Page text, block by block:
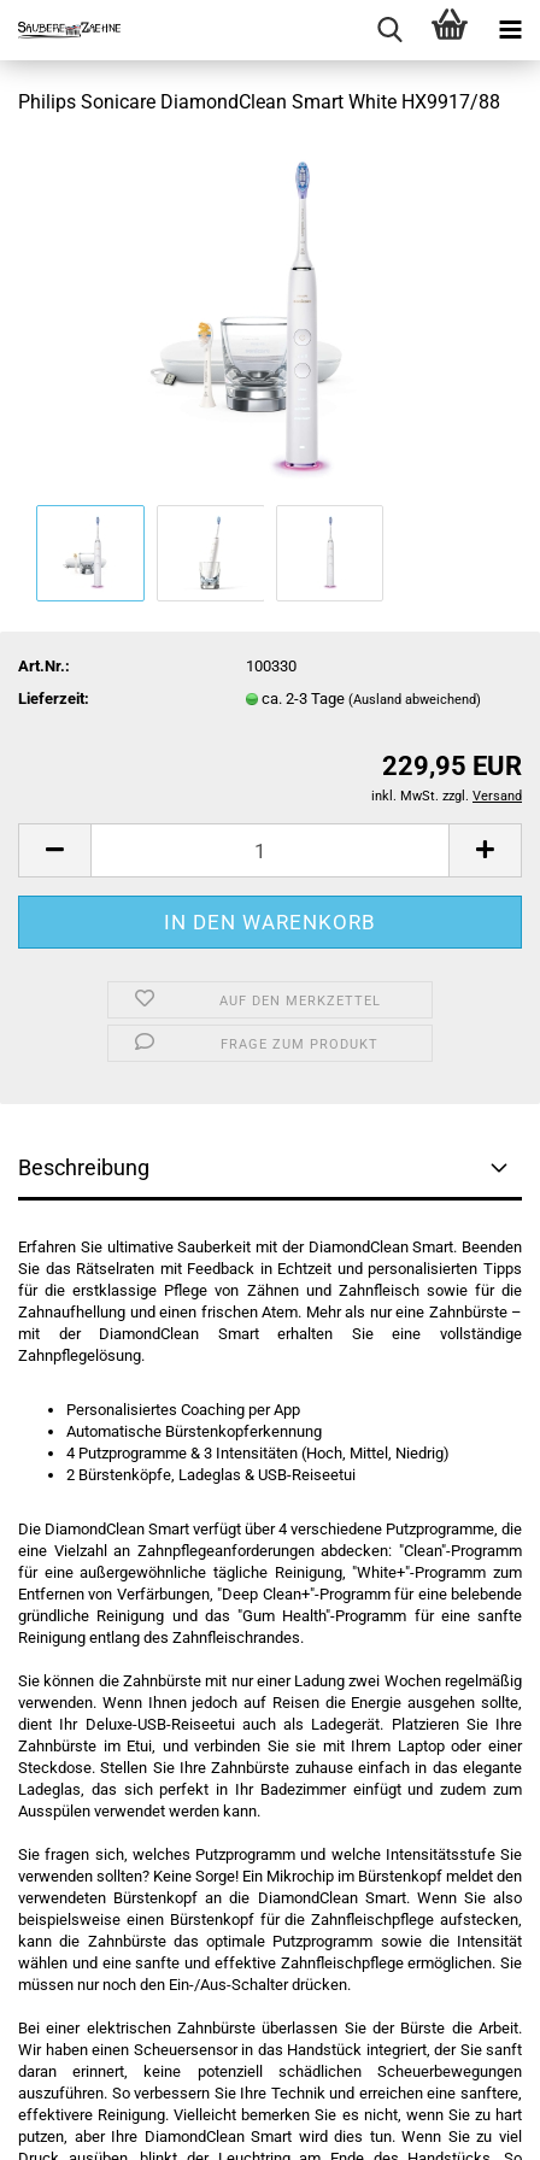
Philips Sonicare DiamondClean Smart White HX9917/88
Art.Nr.:
100330
Lieferzeit:
ca. 2-3 Tage(Ausland abweichend)
229,95 EUR
inkl. MwSt. zzgl. Versand
AUF DEN MERKZETTEL
FRAGE ZUM PRODUKT
Beschreibung
Erfahren Sie ultimative Sauberkeit mit der DiamondClean Smart. Beenden
Sie das Rätselraten mit Feedback in Echtzeit und personalisierten Tipps
für die erstklassige Pflege von Zähnen und Zahnfleisch sowie für die
Zahnaufhellung und einen frischen Atem. Mehr als nur eine Zahnbürste –
mit der DiamondClean Smart erhalten Sie eine vollständige
Zahnpflegelösung.
Personalisiertes Coaching per App
Automatische Bürstenkopferkennung
4 Putzprogramme & 3 Intensitäten (Hoch, Mittel, Niedrig)
2 Bürstenköpfe, Ladeglas & USB-Reiseetui
Die DiamondClean Smart verfügt über 4 verschiedene Putzprogramme, die
eine Vielzahl an Zahnpflegeanforderungen abdecken: "Clean"-Programm
für eine außergewöhnliche tägliche Reinigung, "White+"-Programm zum
Entfernen von Verfärbungen, "Deep Clean+"-Programm für eine belebende
gründliche Reinigung und das "Gum Health"-Programm für eine sanfte
Reinigung entlang des Zahnfleischrandes.
Sie können die Zahnbürste mit nur einer Ladung zwei Wochen regelmäßig
verwenden. Wenn Ihnen jedoch auf Reisen die Energie ausgehen sollte,
dient Ihr Deluxe-USB-Reiseetui auch als Ladegerät. Platzieren Sie Ihre
Zahnbürste im Etui, und verbinden Sie sie mit Ihrem Laptop oder einer
Steckdose. Stellen Sie Ihre Zahnbürste zuhause einfach in das elegante
Ladeglas, das sich perfekt in Ihr Badezimmer einfügt und zudem zum
Ausspülen verwendet werden kann.
Sie fragen sich, welches Putzprogramm und welche Intensitätsstufe Sie
verwenden sollten? Keine Sorge! Ein Mikrochip im Bürstenkopf meldet den
verwendeten Bürstenkopf an die DiamondClean Smart. Wenn Sie also
beispielsweise einen Bürstenkopf für die Zahnfleischpflege aufstecken,
kann die Zahnbürste das optimale Putzprogramm sowie die Intensität
wählen und eine sanfte und effektive Zahnfleischpflege ermöglichen. Sie
müssen nur noch den Ein-/Aus-Schalter drücken.
Bei einer elektrischen Zahnbürste überlassen Sie der Bürste die Arbeit.
Wir haben einen Scheuersensor in das Handstück integriert, der Sie sanft
daran erinnert, keine potenziell schädlichen Scheuerbewegungen
auszuführen. So verbessern Sie Ihre Technik und erreichen eine sanftere,
effektivere Reinigung. Vielleicht bemerken Sie es nicht, wenn Sie zu hart
putzen, aber Ihre DiamondClean Smart wird dies tun. Wenn Sie zu viel